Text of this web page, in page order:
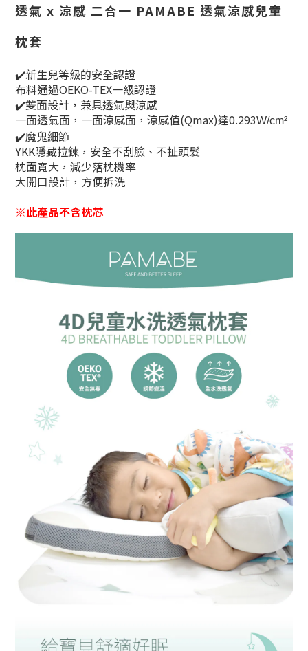
透氣 x 涼感 二合一 PAMABE 透氣涼感兒童
枕套
✔️新生兒等級的安全認證
布料通過OEKO-TEX一級認證
✔️雙面設計，兼具透氣與涼感
一面透氣面，一面涼感面，涼感值(Qmax)達0.293W/cm²
✔️魔鬼細節
YKK隱藏拉鍊，安全不刮臉、不扯頭髮
枕面寬大，減少落枕機率
大開口設計，方便拆洗
※此產品不含枕芯